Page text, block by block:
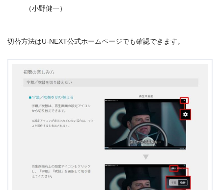
（小野健一）
切替方法はU-NEXT公式ホームページでも確認できます。